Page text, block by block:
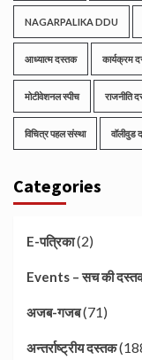
NAGARPALIKA DDU
आध्यात्म दस्तक कार्यक्रम
मोटीवेशनल स्पीच राजनीति
विचित्र पहल संस्था वॉलीवुड
Categories
E-पत्रिका(2)
Events – सच की
अजब-गजब(71)
अन्तर्राष्ट्रीय दस्तक